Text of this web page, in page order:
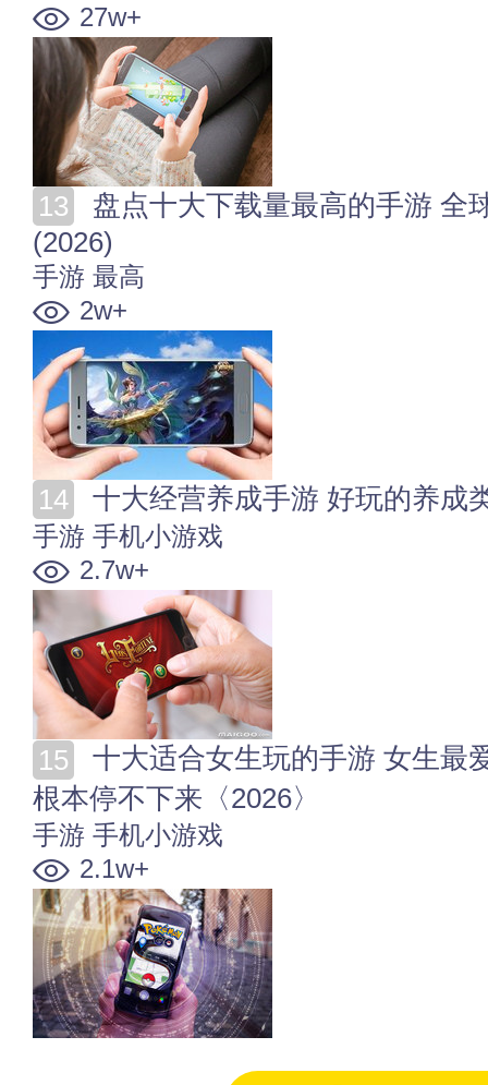
27w+
(2026)
手游 最高
2w+
十大经营养成手游 好玩的养成
手游 手机小游戏
2.7w+
根本停不下来〈2026〉
手游 手机小游戏
2.1w+